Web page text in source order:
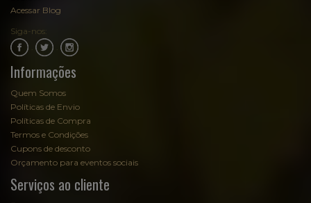
Acessar Blog
Siga-nos:
Informações
Quem Somos
Políticas de Envio
Políticas de Compra
Termos e Condições
Cupons de desconto
Orçamento para eventos sociais
Serviços ao cliente